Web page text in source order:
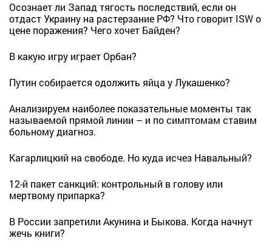
Осознает ли Запад тягость последствий, если он
отдаст Украину на растерзание РФ? Что говорит ISW о
цене поражения? Чего хочет Байден?
В какую игру играет Орбан?
Путин собирается одолжить яйца у Лукашенко?
Анализируем наиболее показательные моменты так
называемой прямой линии – и по симптомам ставим
больному диагноз.
Кагарлицкий на свободе. Но куда исчез Навальный?
12-й пакет санкций: контрольный в голову или
мертвому припарка?
В России запретили Акунина и Быкова. Когда начнут
жечь книги?